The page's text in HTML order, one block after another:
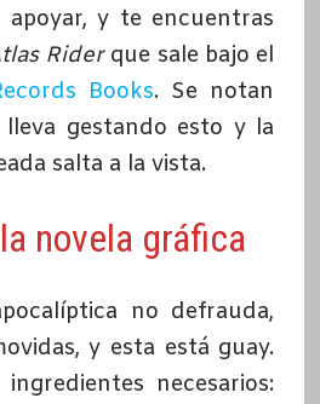
apoyar, y te encuentras
Riderque sale bajo el
Books. Se notan
gestando esto y la
salta a la vista.
novela gráfica
no defrauda,
y esta está guay.
necesarios: